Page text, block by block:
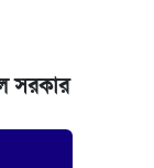
সরকার